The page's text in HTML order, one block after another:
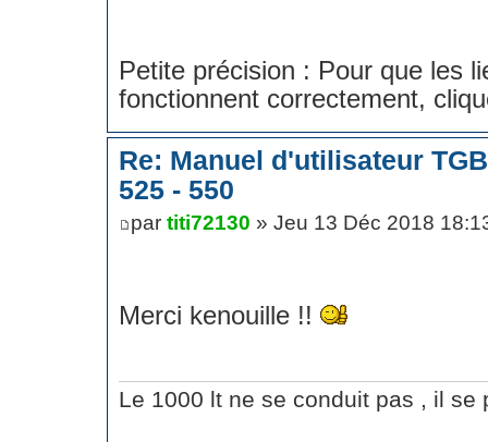
Petite précision : Pour que les
fonctionnent correctement,
Re: Manuel d'utilisateur
525 - 550
par titi72130 » Jeu 13 Déc 2018
Merci kenouille !!
Le 1000 lt ne se conduit pas , il se